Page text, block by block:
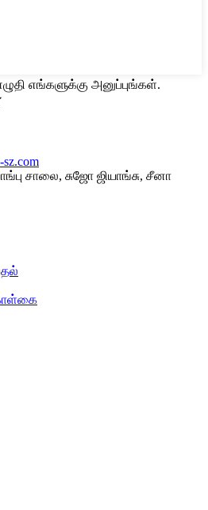
எங்களுக்கு அனுப்புங்கள்.
sz.com
சாலை, சுஜோ ஜியாங்சு, சீனா